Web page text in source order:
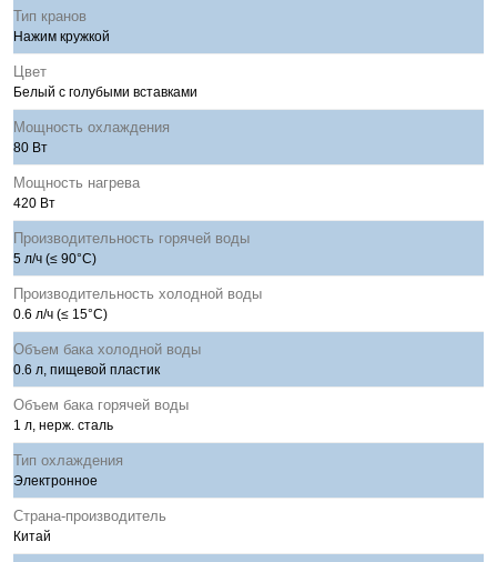
Тип кранов
Нажим кружкой
Цвет
Белый с голубыми вставками
Мощность охлаждения
80 Вт
Мощность нагрева
420 Вт
Производительность горячей воды
5 л/ч (≤ 90°C)
Производительность холодной воды
0.6 л/ч (≤ 15°C)
Объем бака холодной воды
0.6 л, пищевой пластик
Объем бака горячей воды
1 л, нерж. сталь
Тип охлаждения
Электронное
Страна-производитель
Китай